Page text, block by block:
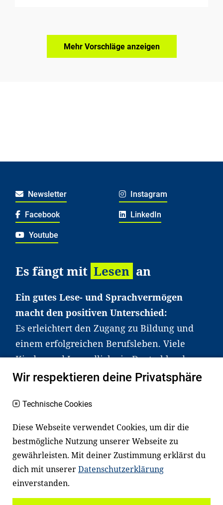
Mehr Vorschläge anzeigen
Newsletter Instagram
Facebook LinkedIn
Youtube
Es fängt mit Lesen an
Ein gutes Lese- und Sprachvermögen
macht den positiven Unterschied:
Es erleichtert den Zugang zu Bildung und
einem erfolgreichen Berufsleben. Viele
Kinder und Jugendliche in Deutschland
haben aber große Schwierigkeiten dabei.
an Familien sowie an Erzieher*innen,
Lehrer*innen und andere
Fachexpert*innen. Dafür arbeiten wir eng
mit Ministerien, wissenschaftlichen
Einrichtungen, Verbänden, Unternehmen
und anderen Stiftungen zusammen.
Wir respektieren deine Privatsphäre
Technische Cookies
Diese Webseite verwendet Cookies, um dir die
bestmögliche Nutzung unserer Webseite zu
gewährleisten. Mit deiner Zustimmung erklärst du
dich mit unsererDatenschutzerklärung
einverstanden.